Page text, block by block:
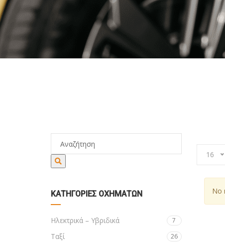
ΚΑΤΗΓΟΡΊΕΣ ΟΧΗΜΆΤΩΝ
Ηλεκτρικά – Υβριδικά 7
Ταξί 26
16
No